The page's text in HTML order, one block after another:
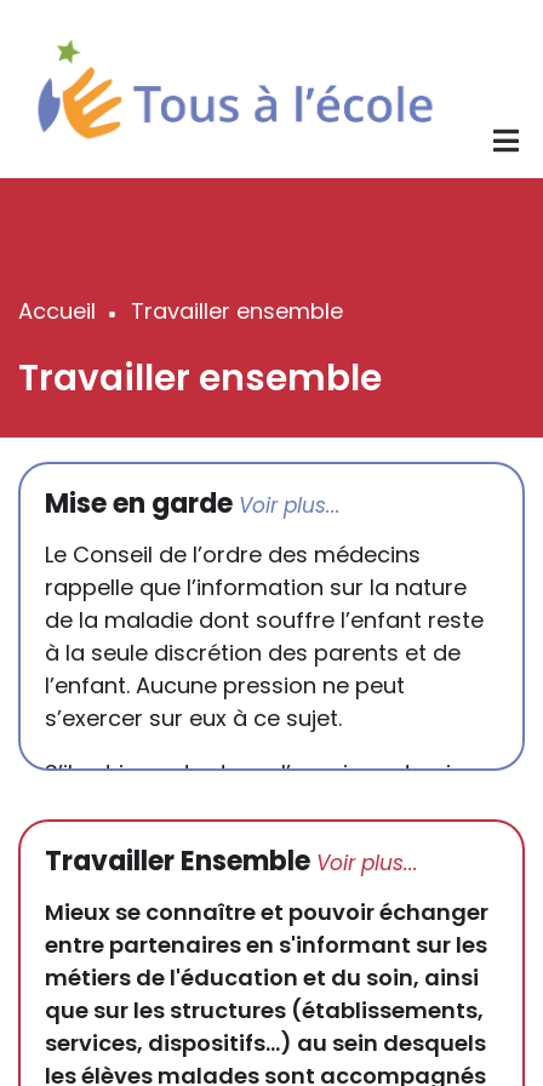
contenu
principal
Fil
d'Ariane
Accueil Travailler ensemble
Travailler ensemble
Mise en garde
Le Conseil de l’ordre des médecins
rappelle que l’information sur la nature
de la maladie dont souffre l’enfant reste
à la seule discrétion des parents et de
l’enfant. Aucune pression ne peut
s’exercer sur eux à ce sujet.
S’il est important que l’enseignant puisse
handicap sur les apprentissages, cela ne
passe pas forcément pas l’exposé du
diagnostic en tant que tel.
Cette information doit être adaptée par
chacun, dans le respect de l’individu en
particulier, enfant et adulte, et prendre en
Travailler Ensemble
Mieux se connaître et pouvoir échanger
entre partenaires en s'informant sur les
métiers de l'éducation et du soin, ainsi
que sur les structures (établissements,
services, dispositifs…) au sein desquels
les élèves malades sont accompagnés